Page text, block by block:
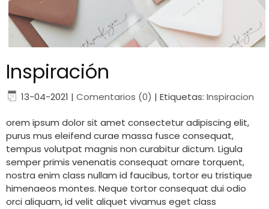
Inspiración
13-04-2021 | Comentarios (0) | Etiquetas: Inspiracion
orem ipsum dolor sit amet consectetur adipiscing elit,
purus mus eleifend curae massa fusce consequat,
tempus volutpat magnis non curabitur dictum. Ligula
semper primis venenatis consequat ornare torquent,
nostra enim class nullam id faucibus, tortor eu tristique
himenaeos montes. Neque tortor consequat dui odio
orci aliquam, id velit aliquet vivamus eget class